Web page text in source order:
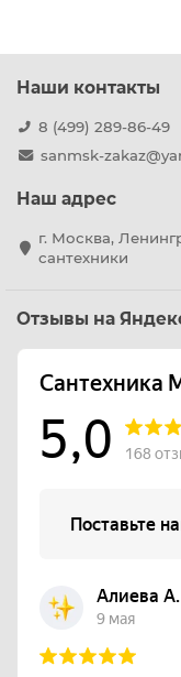
Наши контакты
8 (499) 289-86-49
sanmsk-
Наш адрес
г. Москва,
сантехники
Отзывы на